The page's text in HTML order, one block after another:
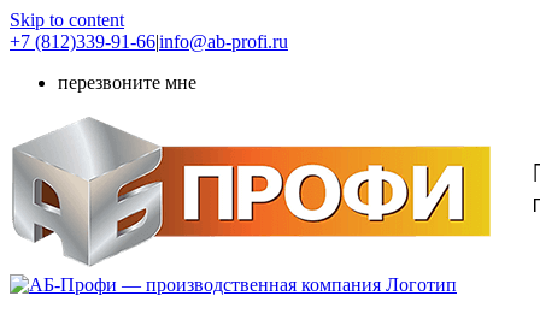
Skip to content
+7 (812)339-91-66|info@ab-profi.ru
перезвоните мне